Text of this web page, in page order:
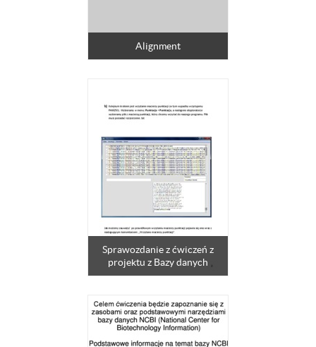
Alignment
Sprawozdanie z ćwiczeń z
projektu z Bazy danych